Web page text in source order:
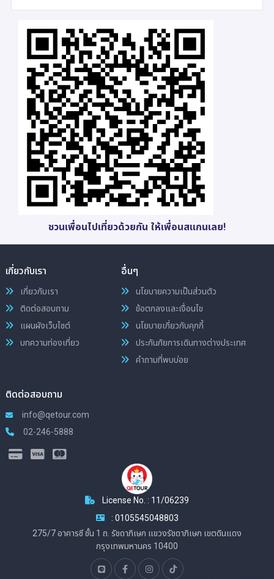
ชวนเพื่อนไปเที่ยวด้วยกัน ให้เพื่อนสแกนเลย!
เกี่ยวกับเรา
เกี่ยวกับเรา
ติดต่อสอบถาม
แผนผังเว็บไซต์
บทความท่องเที่ยว
อื่นๆ
นโยบายความเป็นส่วนตัว
ข้อตกลงและเงื่อนไข
นโยบายเกี่ยวกับคุกกี้
ประกันภัยการเดินทางต่างประเทศ
คำถามที่พบบ่อย
ติดต่อสอบถาม
info@qetour.com
02-246-5888
License No. : 11/06239
: 0105545048803
275/7 อาคารซี ชั้น 1 ถ. รัชดาภิเษก แขวงรัชดาภิเษก เขตดินแดง
กรุงเทพมหานคร 10400